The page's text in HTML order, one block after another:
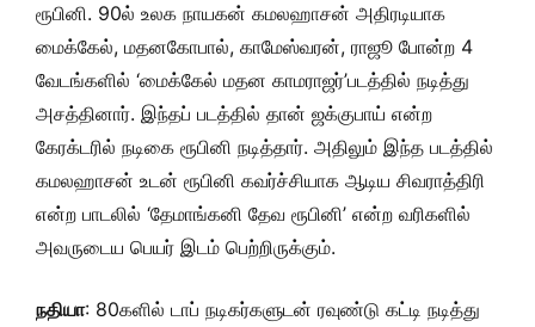
ரூபினி. 90ல் உலக நாயகன் கமலஹாசன் அதிரடியாக
மைக்கேல், மதனகோபால், காமேஸ்வரன், ராஜூ போன்ற 4
வேடங்களில் ‘மைக்கேல் மதன காமராஜர்’படத்தில் நடித்து
அசத்தினார். இந்தப் படத்தில் தான் ஜக்குபாய் என்ற
கேரக்டரில் நடிகை ரூபினி நடித்தார். அதிலும் இந்த படத்தில்
கமலஹாசன் உடன் ரூபினி கவர்ச்சியாக ஆடிய சிவராத்திரி
என்ற பாடலில் ‘தேமாங்கனி தேவ ரூபினி’ என்ற வரிகளில்
அவருடைய பெயர் இடம் பெற்றிருக்கும்.
நதியா: 80களில் டாப் நடிகர்களுடன் ரவுண்டு கட்டி நடித்து